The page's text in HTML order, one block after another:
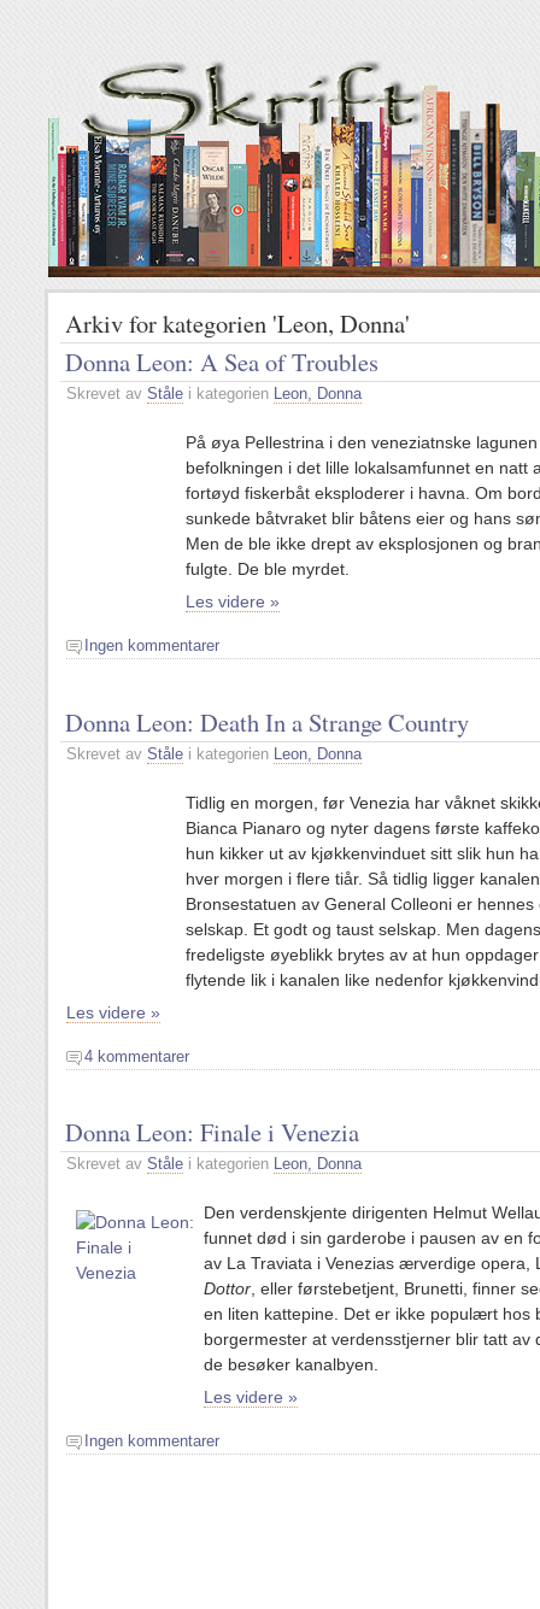
Arkiv for kategorien 'Leon, Donna'
Donna Leon: A Sea of Troubles
Skrevet av Ståle i kategorien Leon, Donna
På øya Pellestrina i den veneziatnske
befolkningen i det lille lokalsamfunnet en natt
fortøyd fiskerbåt eksploderer i havna. Om
sunkede båtvraket blir båtens eier og hans
Men de ble ikke drept av eksplosjonen og
fulgte. De ble myrdet.
Les videre »
Ingen kommentarer
Donna Leon: Death In a Strange Country
Skrevet av Ståle i kategorien Leon, Donna
Tidlig en morgen, før Venezia har våknet
Bianca Pianaro og nyter dagens første
hun kikker ut av kjøkkenvinduet sitt slik hun
hver morgen i flere tiår. Så tidlig ligger
Bronsestatuen av General Colleoni er hennes
selskap. Et godt og taust selskap. Men dagens
fredeligste øyeblikk brytes av at hun
flytende lik i kanalen like nedenfor
Les videre »
4 kommentarer
Donna Leon: Finale i Venezia
Skrevet av Ståle i kategorien Leon, Donna
Den verdenskjente dirigenten Helmut
funnet død i sin garderobe i pausen av en
av La Traviata i Venezias ærverdige opera,
Dottor, eller førstebetjent, Brunetti, finner
en liten kattepine. Det er ikke populært hos
borgermester at verdensstjerner blir tatt av
de besøker kanalbyen.
Les videre »
Ingen kommentarer